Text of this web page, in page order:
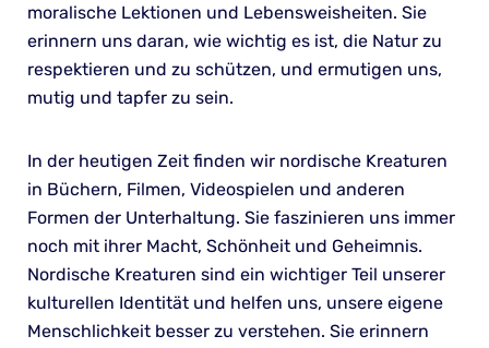
moralische Lektionen und Lebensweisheiten. Sie
erinnern uns daran, wie wichtig es ist, die Natur zu
respektieren und zu schützen, und ermutigen uns,
mutig und tapfer zu sein.
In der heutigen Zeit finden wir nordische Kreaturen
in Büchern, Filmen, Videospielen und anderen
Formen der Unterhaltung. Sie faszinieren uns immer
noch mit ihrer Macht, Schönheit und Geheimnis.
Nordische Kreaturen sind ein wichtiger Teil unserer
kulturellen Identität und helfen uns, unsere eigene
Menschlichkeit besser zu verstehen. Sie erinnern